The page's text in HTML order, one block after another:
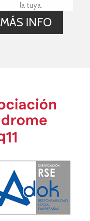
la tuya.
MÁS INFO